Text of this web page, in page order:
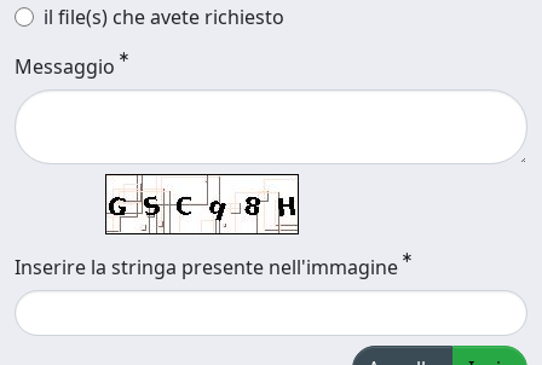
il file(s) che avete richiesto
Messaggio
Inserire la stringa presente nell'immagine